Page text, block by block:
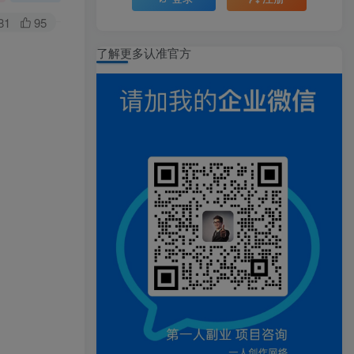
95
了解更多认准官方